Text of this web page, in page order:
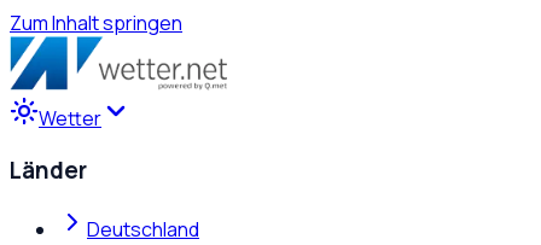
Zum Inhalt springen
Wetter
Länder
Deutschland